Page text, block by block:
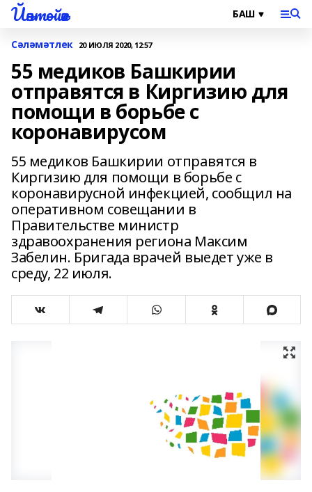
Йәнтөйәк
Сәләмәтлек 20 ИЮЛЯ 2020, 12:57
55 медиков Башкирии
отправятся в Киргизию для
помощи в борьбе с
коронавирусом
55 медиков Башкирии отправятся в
Киргизию для помощи в борьбе с
коронавирусной инфекцией, сообщил на
оперативном совещании в
Правительстве министр
здравоохранения региона Максим
Забелин. Бригада врачей выедет уже в
среду, 22 июля.